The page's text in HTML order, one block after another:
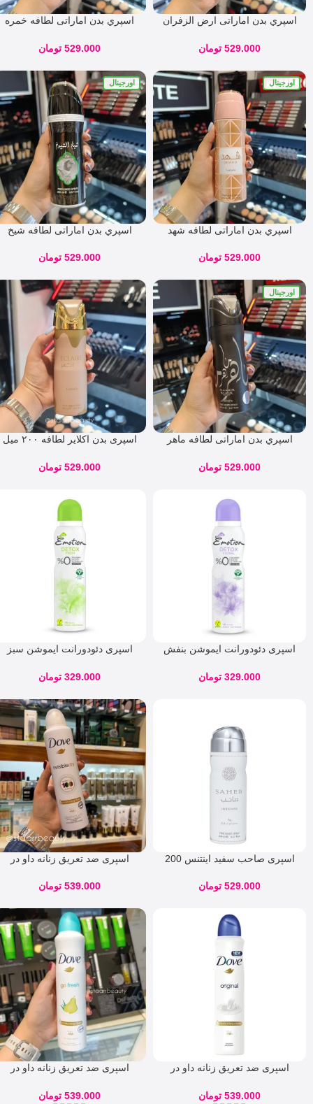
اسپري بدن اماراتی ارض الزفران
529.000 تومان
اسپري بدن اماراتی لطافه خمره
529.000 تومان
اورجینال
اسپري بدن اماراتی لطافه شهد
529.000 تومان
اورجینال
اسپري بدن اماراتی لطافه شیخ
529.000 تومان
اورجینال
اسپري بدن اماراتی لطافه ماهر
529.000 تومان
اسپری بدن اکلایر لطافه ۲۰۰ میل
529.000 تومان
اسپری دئودورانت ایموشن بنفش
329.000 تومان
اسپری دئودورانت ایموشن سبز
329.000 تومان
اسپری صاحب سفید اینتنس 200
529.000 تومان
اسپری ضد تعریق زنانه داو در
539.000 تومان
اسپری ضد تعریق زنانه داو در
539.000 تومان
اسپری ضد تعریق زنانه داو در
539.000 تومان